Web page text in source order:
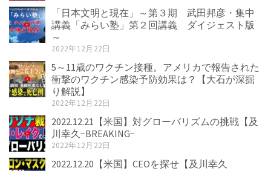
「日本文明と現在」～第３期 武田邦彦・集中
講義「みらい塾」第２回講義 ダイジェスト版
～
2022年12月22日
5～11歳のワクチン接種。アメリカで報告された
衝撃のワクチン感染予防効果は？【大石が深掘
り解説】
2022年12月22日
2022.12.21【米国】対グローバリズムの挑戦【及
川幸久−BREAKING−
2022年12月22日
2022.12.20【米国】CEOを探せ【及川幸久